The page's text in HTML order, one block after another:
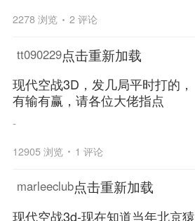
2278 浏览 2 评论
tt090229点击重新加载
现代空战3D，发几局平时打的，
有输有赢，请各位大佬指点
-
12905 浏览 1 评论
marleeclub点击重新加载
现代空战3d-现在知道当年北京猿